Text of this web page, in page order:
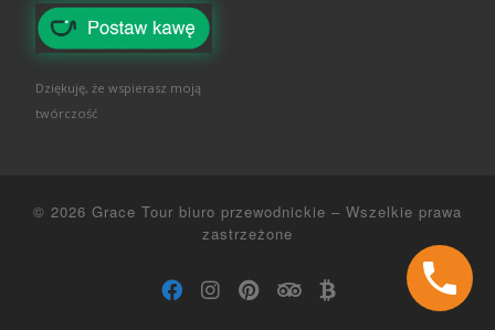
Dziękuję, że wspierasz moją
twórczość
© 2026 Grace Tour biuro przewodnickie – Wszelkie prawa
zastrzeżone